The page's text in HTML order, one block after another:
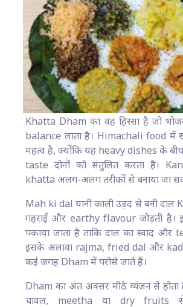
Khatta Dham का वह हिस्सा है जो
balance लाता है। Himachali food में
महत्व है, क्योंकि यह heavy dishes के
taste दोनों को संतुलित करता है।
khatta अलग-अलग तरीकों से बनाया जा
Mah ki dal यानी काली उड़द से बनी
गहराई और earthy flavour जोड़ती है।
पकाया जाता है ताकि दाल का स्वाद और
इसके अलावा rajma, fried dal और
कई जगह Dham में परोसे जाते हैं।
Dham का अंत अक्सर मीठे व्यंजन से
चावल, meetha या dry fruits